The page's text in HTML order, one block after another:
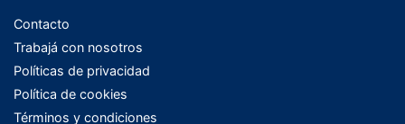
Contacto
Trabajá con nosotros
Políticas de privacidad
Política de cookies
Términos y condiciones